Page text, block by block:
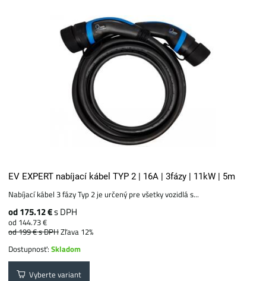
EV EXPERT nabíjací kábel TYP 2 | 16A | 3fázy | 11kW | 5m
Nabíjací kábel 3 fázy Typ 2 je určený pre všetky vozidlá s...
od 175.12 €s DPH
od 144.73 €
od 199 €s DPHZľava 12%
Dostupnosť:Skladom
Vyberte variant